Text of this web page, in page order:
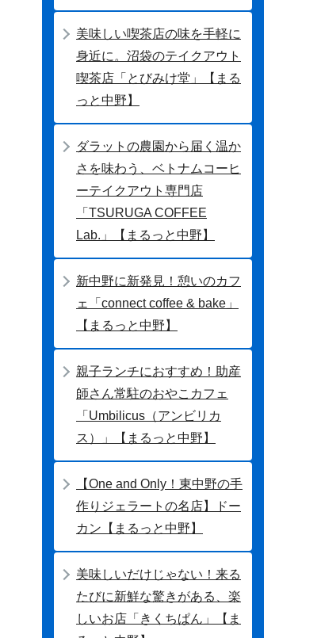
美味しい喫茶店の味を手軽に
身近に。沼袋のテイクアウト
喫茶店「とびみけ堂」【まる
っと中野】
ダラットの農園から届く温か
さを味わう、ベトナムコーヒ
ーテイクアウト専門店
「TSURUGA COFFEE
Lab.」【まるっと中野】
新中野に新発見！憩いのカフ
ェ「connect coffee & bake」
【まるっと中野】
親子ランチにおすすめ！助産
師さん常駐のおやこカフェ
「Umbilicus（アンビリカ
ス）」【まるっと中野】
【One and Only！東中野の手
作りジェラートの名店】ドー
カン【まるっと中野】
美味しいだけじゃない！来る
たびに新鮮な驚きがある、楽
しいお店「きくちぱん」【ま